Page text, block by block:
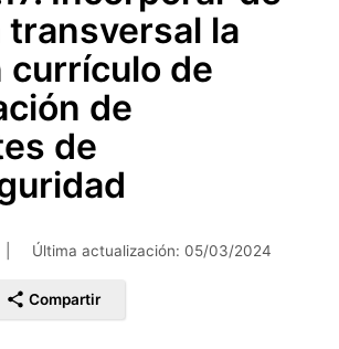
transversal la
currículo de
de
de
Última actualización: 05/03/2024
Compartir